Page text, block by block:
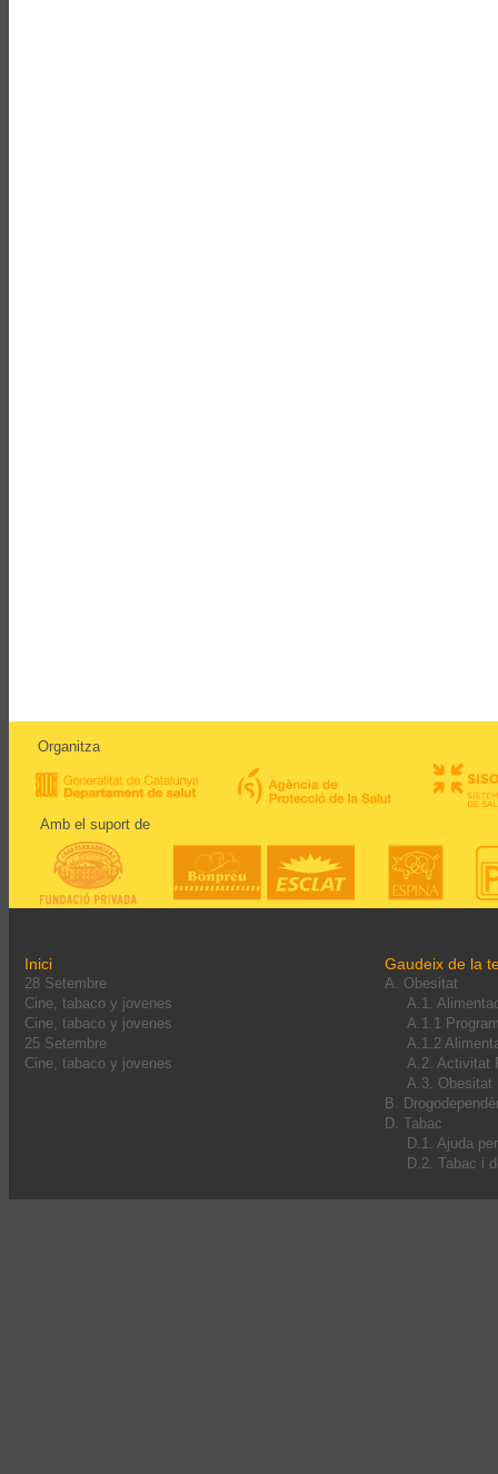
Organitza
Amb el suport de
Inici
28 Setembre
Cine, tabaco y jovenes
Cine, tabaco y jovenes
25 Setembre
Cine, tabaco y jovenes
Gaudeix de la
A. Obesitat
A.1.
A.1.1
A.1.2
A.2. Activitat
A.3. Obesitat
B.
D. Tabac
D.1. Ajuda
D.2. Tabac i